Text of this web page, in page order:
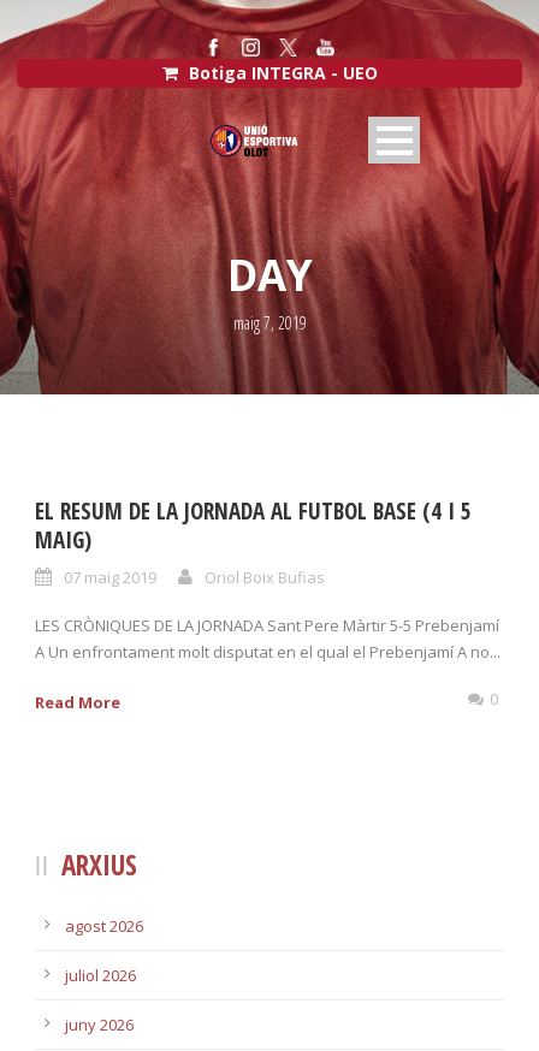
Botiga INTEGRA - UEO
DAY
maig 7, 2019
EL RESUM DE LA JORNADA AL FUTBOL BASE (4 I 5
MAIG)
07 maig 2019 Oriol Boix Bufias
LES CRÒNIQUES DE LA JORNADA Sant Pere Màrtir 5-5 Prebenjamí
A Un enfrontament molt disputat en el qual el Prebenjamí A no...
Read More 0
ARXIUS
agost 2026
juliol 2026
juny 2026